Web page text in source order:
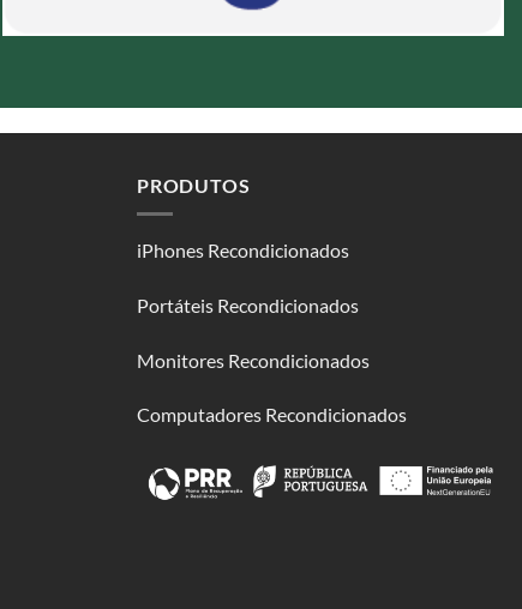
PRODUTOS
iPhones Recondicionados
Portáteis Recondicionados
Monitores Recondicionados
Computadores Recondicionados